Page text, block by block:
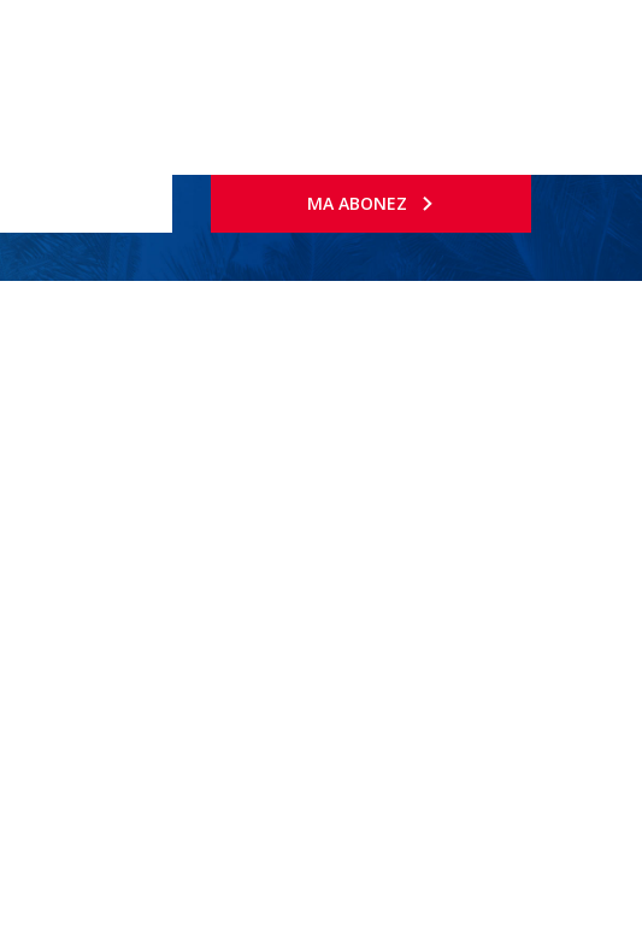
MA ABONEZ